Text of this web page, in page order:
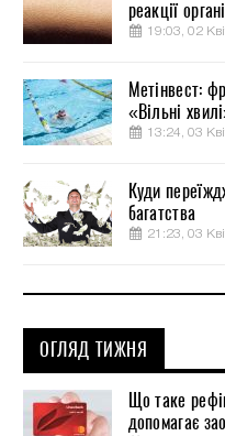
реакції
19:03, 02
Метінвест:
«Вільні
13:24, 03
Куди
багатства
21:23, 03
ОГЛЯД ТИЖНЯ
Що таке
допомагає